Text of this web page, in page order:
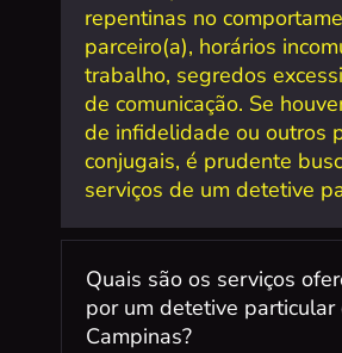
repentinas no
parceiro(a), horários
trabalho, segredos
de comunicação. Se
de infidelidade ou outros
conjugais, é prudente
serviços de um detetive
Quais são os serviços
por um detetive particular
Campinas?